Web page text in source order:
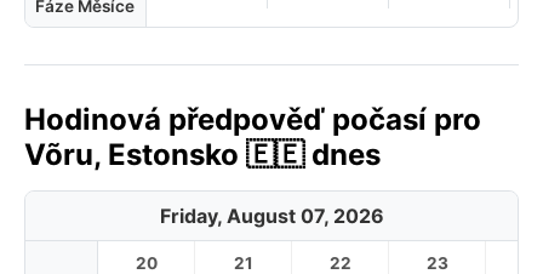
Fáze Měsíce
Hodinová předpověď počasí pro
Võru, Estonsko 🇪🇪 dnes
Friday, August 07, 2026
20 21 22 23